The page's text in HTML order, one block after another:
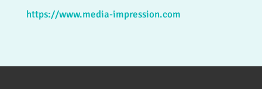
https://www.media-impression.com